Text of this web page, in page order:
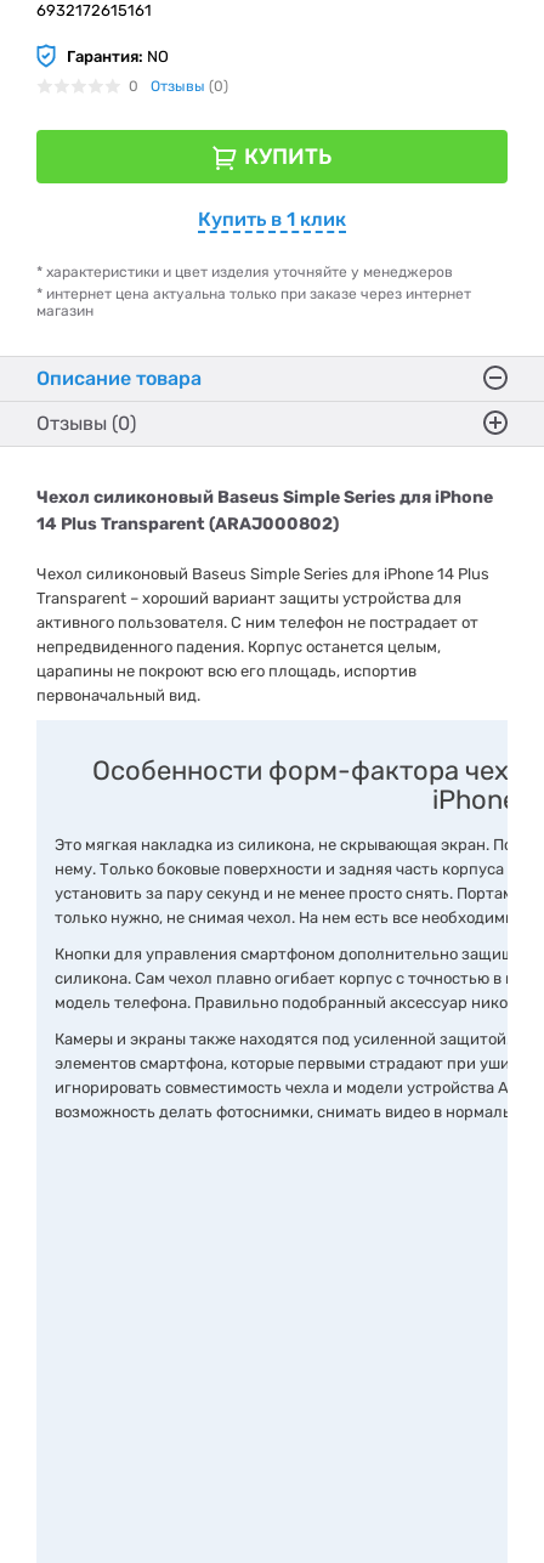
6932172615161
Гарантия: NO
0 Отзывы (0)
КУПИТЬ
Купить в 1 клик
* характеристики и цвет изделия уточняйте у менеджеров
* интернет цена актуальна только при заказе через интернет
магазин
Описание товара
Отзывы (0)
Чехол силиконовый Baseus Simple Series для iPhone
14 Plus Transparent (ARAJ000802)
Чехол силиконовый Baseus Simple Series для iPhone 14 Plus
Transparent – ​​хороший вариант защиты устройства для
активного пользователя. С ним телефон не пострадает от
непредвиденного падения. Корпус останется целым,
царапины не покроют всю его площадь, испортив
первоначальный вид.
Особенности форм-фактора чехла
iPhone
Это мягкая накладка из силикона, не скрывающая экран.
нему. Только боковые поверхности и задняя часть корпуса
установить за пару секунд и не менее просто снять. Портами и
только нужно, не снимая чехол. На нем есть все необходимые
Кнопки для управления смартфоном дополнительно
силикона. Сам чехол плавно огибает корпус с точностью в
модель телефона. Правильно подобранный аксессуар никогда
Камеры и экраны также находятся под усиленной защитой.
элементов смартфона, которые первыми страдают при ушибах
игнорировать совместимость чехла и модели устройства
возможность делать фотоснимки, снимать видео в